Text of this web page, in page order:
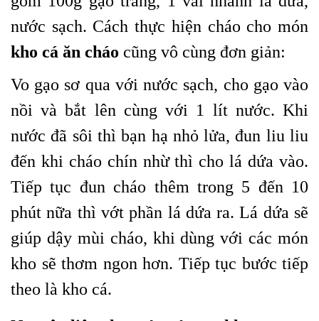
nước sạch. Cách thực hiện cháo cho món
kho cá ăn cháo cũng vô cùng đơn giản:
Vo gạo sơ qua với nước sạch, cho gạo vào
nồi và bắt lên cùng với 1 lít nước. Khi
nước đã sôi thì bạn hạ nhỏ lửa, đun liu liu
đến khi cháo chín nhừ thì cho lá dứa vào.
Tiếp tục đun cháo thêm trong 5 đến 10
phút nữa thì vớt phần lá dứa ra. Lá dứa sẽ
giúp dậy mùi cháo, khi dùng với các món
kho sẽ thơm ngon hơn. Tiếp tục bước tiếp
theo là kho cá.